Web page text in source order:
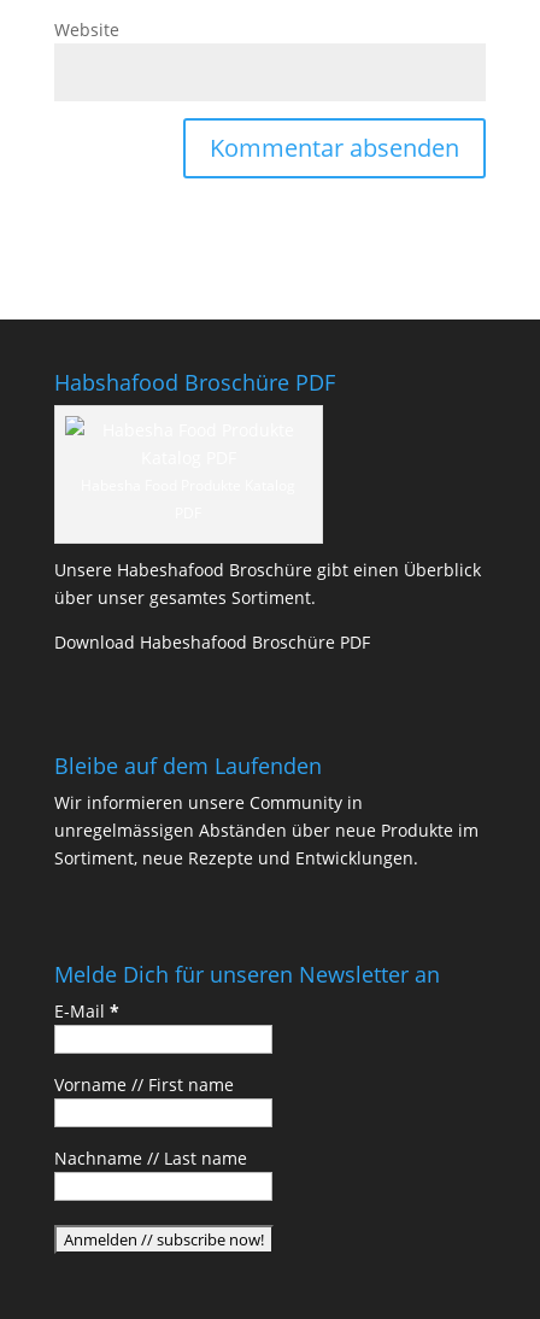
Website
Habshafood Broschüre PDF
Unsere Habeshafood Broschüre gibt einen Überblick
über unser gesamtes Sortiment.
Download Habeshafood Broschüre PDF
Bleibe auf dem Laufenden
Wir informieren unsere Community in
unregelmässigen Abständen über neue Produkte im
Sortiment, neue Rezepte und Entwicklungen.
Melde Dich für unseren Newsletter an
E-Mail *
Vorname // First name
Nachname // Last name